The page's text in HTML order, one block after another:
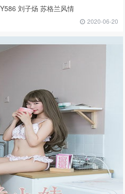
刘子炀 苏格兰风情
2020-06-20